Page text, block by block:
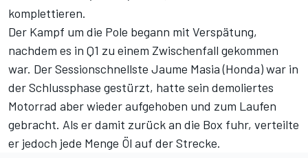
komplettieren.
Der Kampf um die Pole begann mit Verspätung,
nachdem es in Q1 zu einem Zwischenfall gekommen
war. Der Sessionschnellste Jaume Masia (Honda) war in
der Schlussphase gestürzt, hatte sein demoliertes
Motorrad aber wieder aufgehoben und zum Laufen
gebracht. Als er damit zurück an die Box fuhr, verteilte
er jedoch jede Menge Öl auf der Strecke.